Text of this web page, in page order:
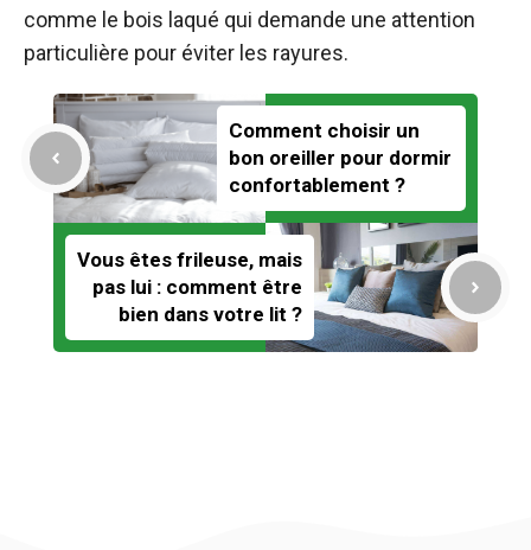
comme le bois laqué qui demande une attention
particulière pour éviter les rayures.
Comment choisir un
bon oreiller pour dormir
confortablement ?
Vous êtes frileuse, mais
pas lui : comment être
bien dans votre lit ?